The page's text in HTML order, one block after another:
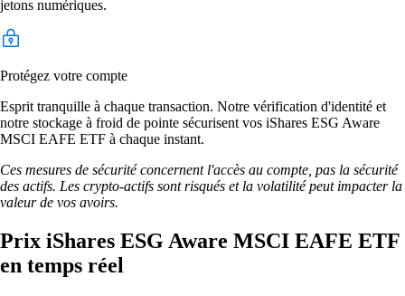
jetons numériques.
Protégez votre compte
Esprit tranquille à chaque transaction. Notre vérification d'identité et
notre stockage à froid de pointe sécurisent vos iShares ESG Aware
MSCI EAFE ETF à chaque instant.
Ces mesures de sécurité concernent l'accès au compte, pas la sécurité
des actifs. Les crypto-actifs sont risqués et la volatilité peut impacter la
valeur de vos avoirs.
Prix iShares ESG Aware MSCI EAFE ETF
en temps réel